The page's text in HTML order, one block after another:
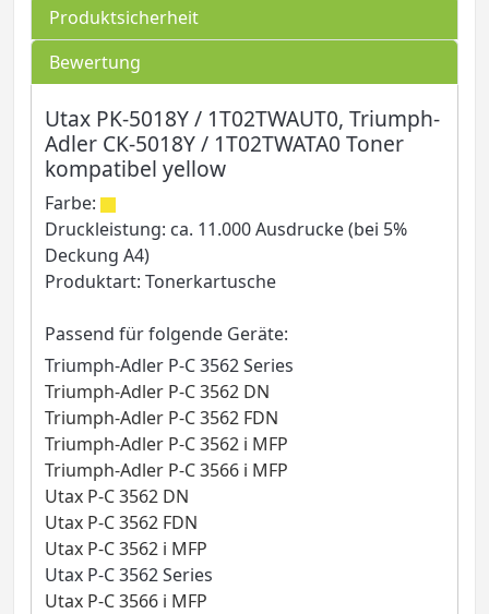
Produktsicherheit
Bewertung
Utax PK-5018Y / 1T02TWAUT0, Triumph-
Adler CK-5018Y / 1T02TWATA0 Toner
kompatibel yellow
Farbe:
Druckleistung: ca. 11.000 Ausdrucke (bei 5%
Deckung A4)
Produktart: Tonerkartusche
Passend für folgende Geräte:
Triumph-Adler P-C 3562 Series
Triumph-Adler P-C 3562 DN
Triumph-Adler P-C 3562 FDN
Triumph-Adler P-C 3562 i MFP
Triumph-Adler P-C 3566 i MFP
Utax P-C 3562 DN
Utax P-C 3562 FDN
Utax P-C 3562 i MFP
Utax P-C 3562 Series
Utax P-C 3566 i MFP